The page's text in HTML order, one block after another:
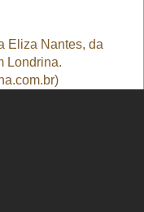
Eliza Nantes, da
Londrina.